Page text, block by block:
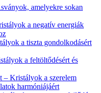
amelyekre sokan
a negatív energiák
a tiszta gondolkodásért
a feltöltődésért és
– Kristályok a szerelem
harmóniájáért